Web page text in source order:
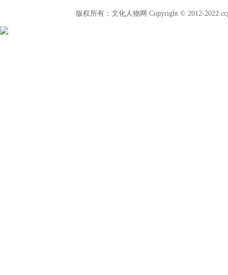
版权所有：文化人物网 Copyright © 2012-2022